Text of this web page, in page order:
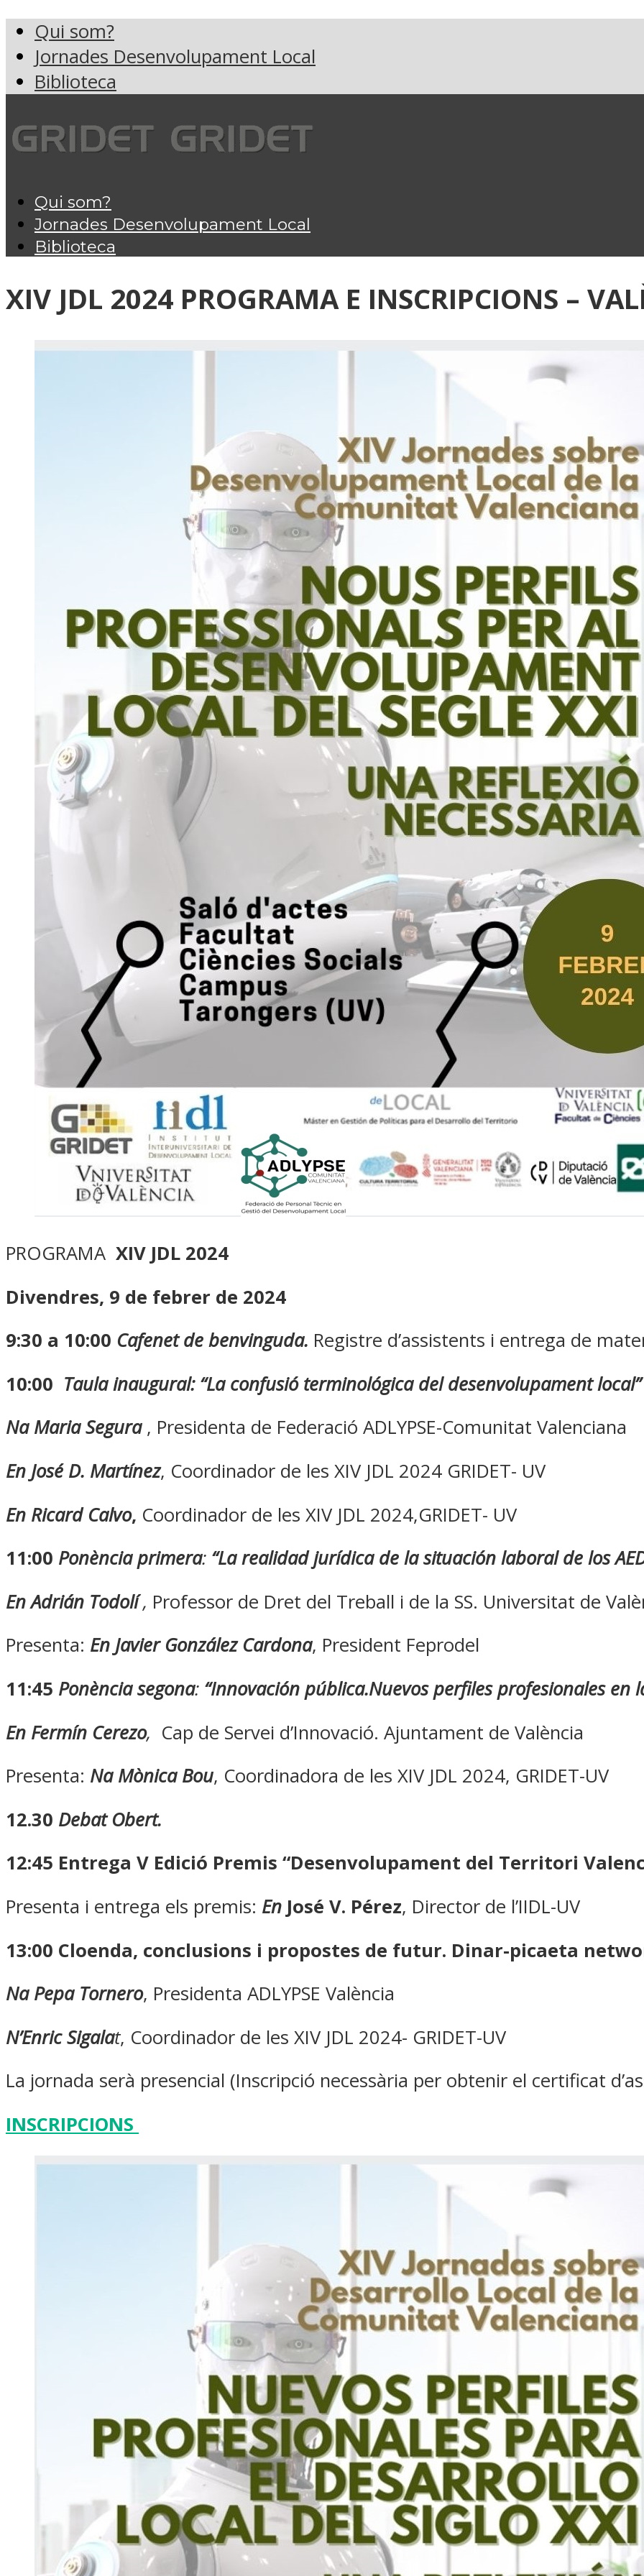
Qui som?
Jornades Desenvolupament Local
Biblioteca
Qui som?
Jornades Desenvolupament Local
Biblioteca
XIV JDL 2024 PROGRAMA E INSCRIPCIONS –
PROGRAMA XIV JDL 2024
Divendres, 9 de febrer de 2024
9:30 a 10:00 Cafenet de benvinguda. Registre d’assistents i entrega de
10:00 Taula inaugural: “La confusió terminológica del desenvolupament local”
Na Maria Segura , Presidenta de Federació ADLYPSE-Comunitat Valenciana
En José D. Martínez, Coordinador de les XIV JDL 2024 GRIDET- UV
En Ricard Calvo, Coordinador de les XIV JDL 2024,GRIDET- UV
11:00 Ponència primera: “La realidad jurídica de la situación laboral de los
En Adrián Todolí, Professor de Dret del Treball i de la SS. Universitat de
Presenta: En Javier González Cardona, President Feprodel
11:45 Ponència segona: “Innovación pública.Nuevos perfiles profesionales en
En Fermín Cerezo, Cap de Servei d’Innovació. Ajuntament de València
Presenta: Na Mònica Bou, Coordinadora de les XIV JDL 2024, GRIDET-UV
12.30 Debat Obert.
12:45 Entrega V Edició Premis “Desenvolupament del Territori
Presenta i entrega els premis: En José V. Pérez, Director de l’IIDL-UV
13:00 Cloenda, conclusions i propostes de futur. Dinar-picaeta
Na Pepa Tornero, Presidenta ADLYPSE València
N’Enric Sigalat, Coordinador de les XIV JDL 2024- GRIDET-UV
La jornada serà presencial (Inscripció necessària per obtenir el certificat
INSCRIPCIONS